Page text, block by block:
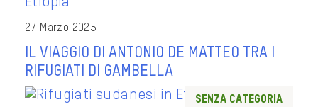
27 Marzo 2025
IL VIAGGIO DI ANTONIO DE MATTEO TRA I
RIFUGIATI DI GAMBELLA
Senza categoria